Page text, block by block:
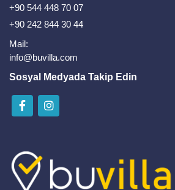
+90 544 448 70 07
+90 242 844 30 44
Mail:
info@buvilla.com
Sosyal Medyada Takip Edin